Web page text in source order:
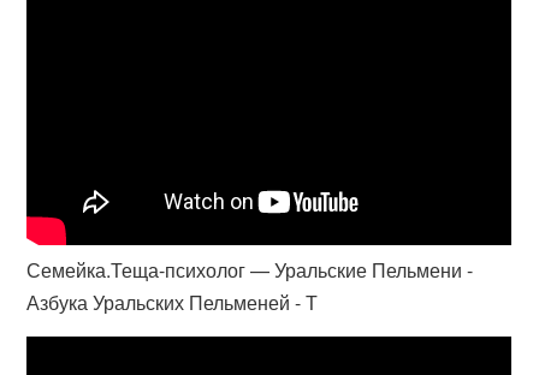
Семейка.Теща-психолог — Уральские Пельмени -
Азбука Уральских Пельменей - Т